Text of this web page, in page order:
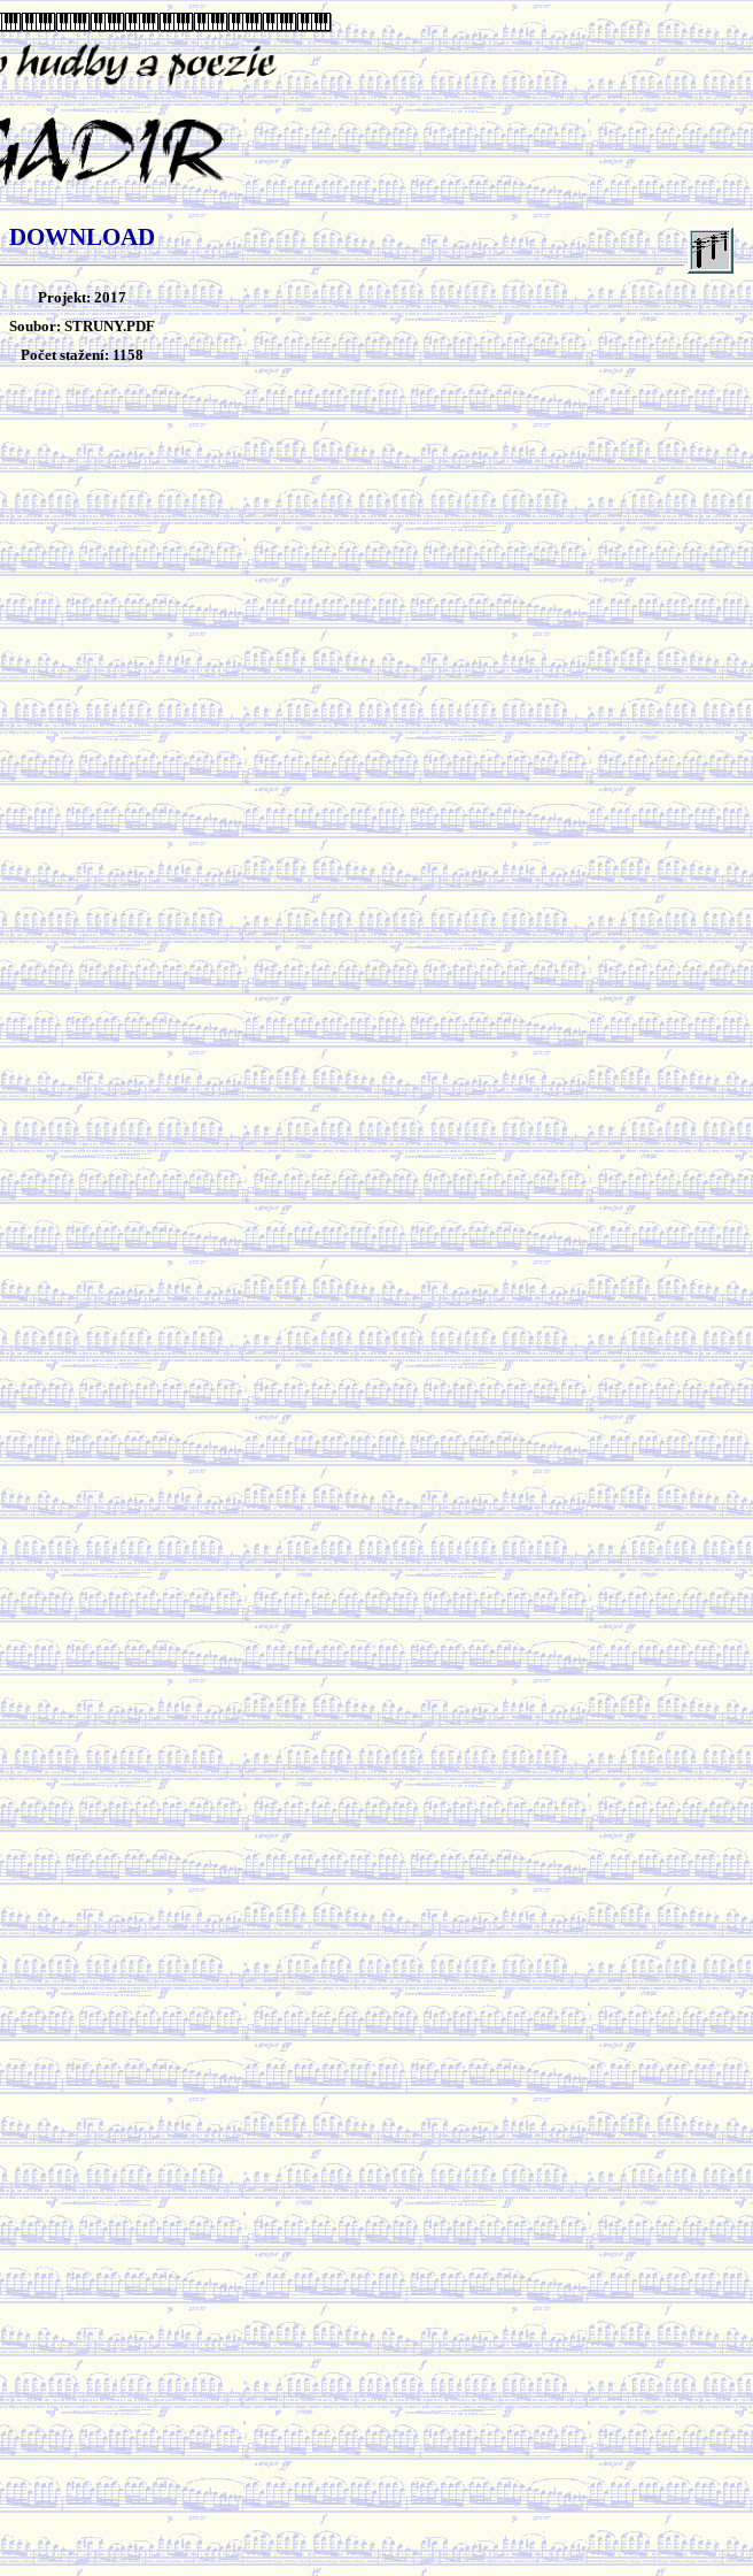
DOWNLOAD
Projekt: 2017
Soubor: STRUNY.PDF
Počet stažení: 1158